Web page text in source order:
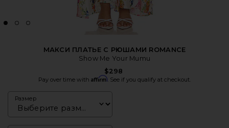
МАКСИ ПЛАТЬЕ С РЮШАМИ ROMANCE
Show Me Your Mumu
$298
Pay over time with Affirm . See if you qualify at checkout.
Размер